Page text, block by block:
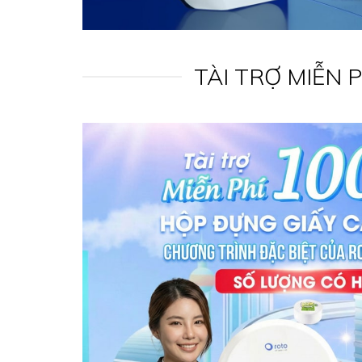
TÀI TRỢ MIỄN